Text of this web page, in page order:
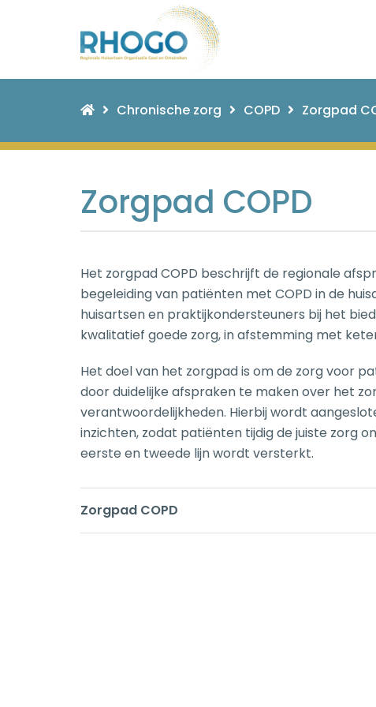
Chronische zorg COPD Zorgpad
Zorgpad COPD
Het zorgpad COPD beschrijft de regionale
begeleiding van patiënten met COPD in de
huisartsen en praktijkondersteuners bij het
kwalitatief goede zorg, in afstemming met
Het doel van het zorgpad is om de zorg voor
door duidelijke afspraken te maken over het
verantwoordelijkheden. Hierbij wordt
inzichten, zodat patiënten tijdig de juiste zorg
eerste en tweede lijn wordt versterkt.
Zorgpad COPD